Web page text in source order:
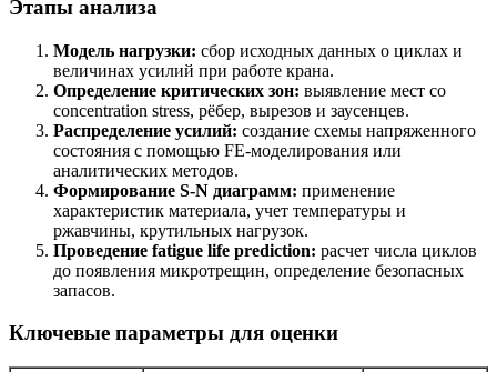
Этапы анализа
Модель нагрузки: сбор исходных данных о циклах и
величинах усилий при работе крана.
Определение критических зон: выявление мест со
concentration stress, рёбер, вырезов и заусенцев.
Распределение усилий: создание схемы напряженного
состояния с помощью FE-моделирования или
аналитических методов.
Формирование S-N диаграмм: применение
характеристик материала, учет температуры и
ржавчины, крутильных нагрузок.
Проведение fatigue life prediction: расчет числа циклов
до появления микротрещин, определение безопасных
запасов.
Ключевые параметры для оценки